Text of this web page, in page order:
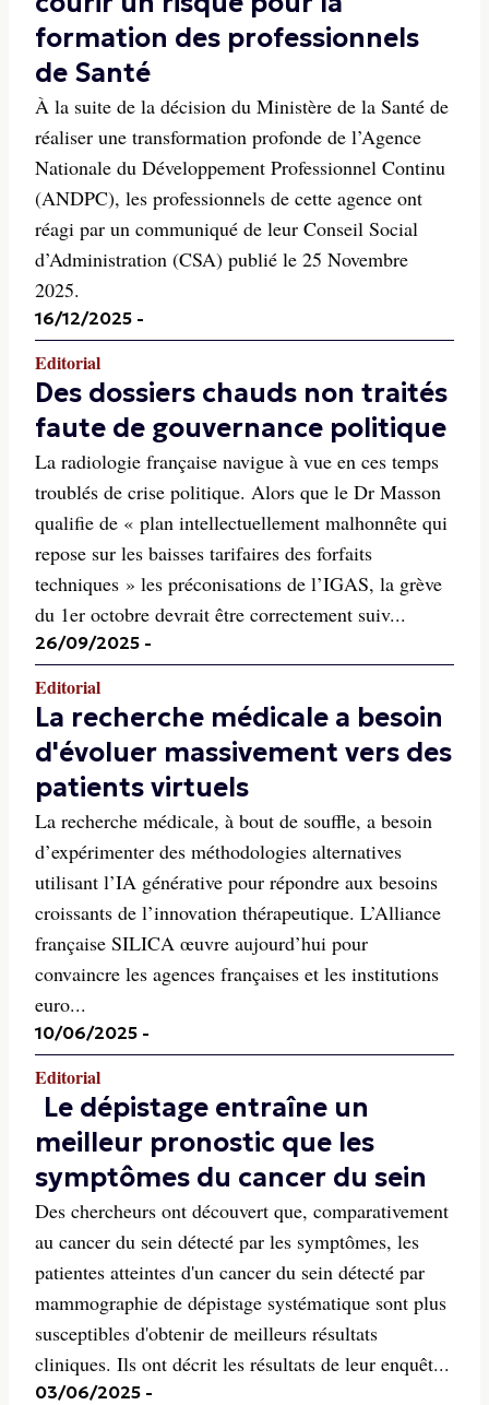
formation des professionnels
de Santé
À la suite de la décision du Ministère de la Santé de
réaliser une transformation profonde de l’Agence
Nationale du Développement Professionnel Continu
(ANDPC), les professionnels de cette agence ont
réagi par un communiqué de leur Conseil Social
d’Administration (CSA) publié le 25 Novembre
2025.
16/12/2025 -
Editorial
Des dossiers chauds non traités
faute de gouvernance politique
La radiologie française navigue à vue en ces temps
troublés de crise politique. Alors que le Dr Masson
qualifie de « plan intellectuellement malhonnête qui
repose sur les baisses tarifaires des forfaits
techniques » les préconisations de l’IGAS, la grève
du 1er octobre devrait être correctement suiv...
26/09/2025 -
Editorial
La recherche médicale a besoin
d'évoluer massivement vers des
patients virtuels
La recherche médicale, à bout de souffle, a besoin
d’expérimenter des méthodologies alternatives
utilisant l’IA générative pour répondre aux besoins
croissants de l’innovation thérapeutique. L’Alliance
française SILICA œuvre aujourd’hui pour
convaincre les agences françaises et les institutions
euro...
10/06/2025 -
Editorial
Le dépistage entraîne un
meilleur pronostic que les
symptômes du cancer du sein
Des chercheurs ont découvert que, comparativement
au cancer du sein détecté par les symptômes, les
patientes atteintes d'un cancer du sein détecté par
mammographie de dépistage systématique sont plus
susceptibles d'obtenir de meilleurs résultats
cliniques. Ils ont décrit les résultats de leur enquêt...
03/06/2025 -